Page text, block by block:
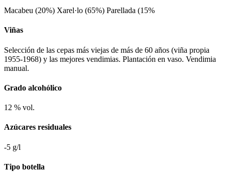
Macabeu (20%) Xarel·lo (65%) Parellada (15%
Viñas
Selección de las cepas más viejas de más de 60 años (viña propia
1955-1968) y las mejores vendimias. Plantación en vaso. Vendimia
manual.
Grado alcohólico
12 % vol.
Azúcares residuales
-5 g/l
Tipo botella